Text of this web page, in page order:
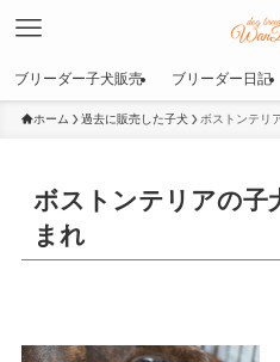
ブリーダー子犬販売 ブリーダー日記
ホーム 過去に販売した子犬 ボストンテリ
ボストンテリアの子
まれ